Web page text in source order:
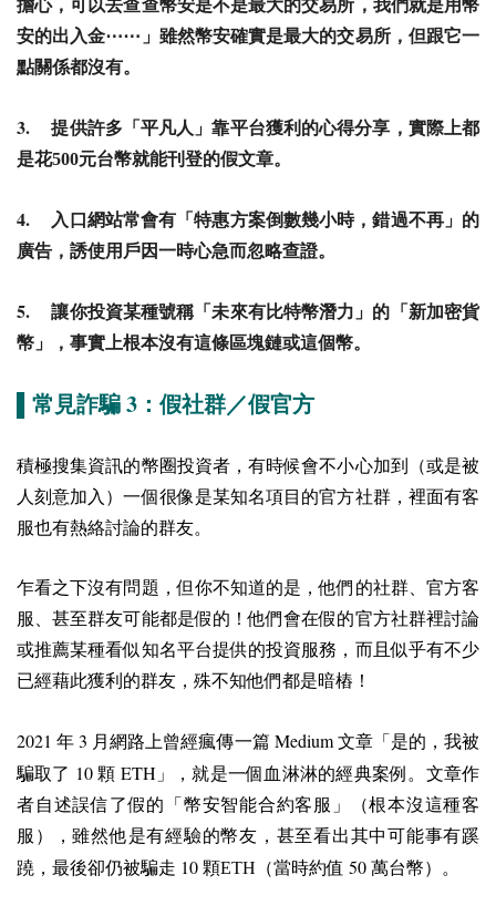
擔心，可以去查查幣安是不是最大的交易所，我們就是用幣
安的出入金⋯⋯」雖然幣安確實是最大的交易所，但跟它一
點關係都沒有。
3.提供許多「平凡人」靠平台獲利的心得分享，實際上都
是花500元台幣就能刊登的假文章。
4.
入口網站常會有「特惠方案倒數幾小時，錯過不再」的
廣告，誘使用戶因一時心急而忽略查證。
5.讓你投資某種號稱「未來有比特幣潛力」的「新加密貨
幣」，事實上根本沒有這條區塊鏈或這個幣。
▌常見詐騙 3 ：假社群／假官方
積極搜集資訊的幣圈投資者，有時候會不小心加到（或是被
人刻意加入）一個很像是某知名項目的官方社群，裡面有客
服也有熱絡討論的群友。
乍看之下沒有問題，但你不知道的是，他們的社群、官方客
服、甚至群友可能都是假的！他們會在假的官方社群裡討論
或推薦某種看似知名平台提供的投資服務，而且似乎有不少
已經藉此獲利的群友，殊不知他們都是暗樁！
2021年 3 月網路上曾經瘋傳一篇 Medium文章「是的，我被
騙取了 10顆 ETH 」，就是一個血淋淋的經典案例。文章作
者自述誤信了假的「幣安智能合約客服」（根本沒這種客
服），雖然他是有經驗的幣友，甚至看出其中可能事有蹊
蹺，最後卻仍被騙走 10 顆ETH（當時約值 50 萬台幣）。